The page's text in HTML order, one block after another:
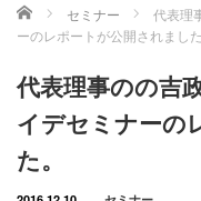
ホーム セミナー
代表理
ーのレポートが公開されました
代表理事のの吉
イデセミナーの
た。